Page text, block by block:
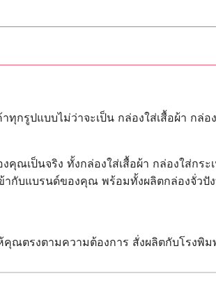
กรูปแบบไม่ว่าจะเป็น กล่องใส่เสื้อผ้า กล่
ณเป็นจริง ทั้งกล่องใส่เสื้อผ้า กล่องใส่กร
กับแบรนด์ของคุณ พร้อมทั้งผลิตกล่องจั่วปั
ณตรงตามความต้องการ สั่งผลิตกับโรงพิม